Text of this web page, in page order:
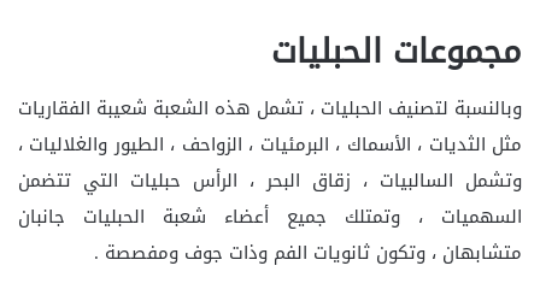
مجموعات الحبليات
وبالنسبة لتصنيف الحبليات ، تشمل هذه الشعبة شعيبة الفقاريات
مثل الثديات ، الأسماك ، البرمئيات ، الزواحف ، الطيور والغلاليات ،
وتشمل السالبيات ، زقاق البحر ، الرأس حبليات التي تتضمن
السهميات ، وتمتلك جميع أعضاء شعبة الحبليات جانبان
متشابهان ، وتكون ثانويات الفم وذات جوف ومفصصة .